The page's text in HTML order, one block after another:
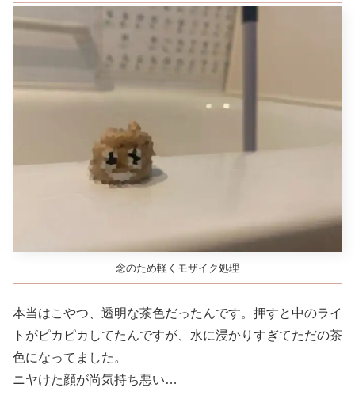
念のため軽くモザイク処理
本当はこやつ、透明な茶色だったんです。押すと中のライ
トがピカピカしてたんですが、水に浸かりすぎてただの茶
色になってました。
ニヤけた顔が尚気持ち悪い…